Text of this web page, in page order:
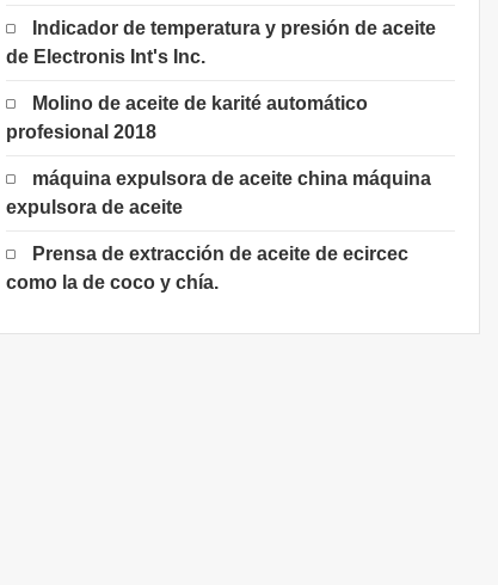
Indicador de temperatura y presión de aceite
de Electronis Int's Inc.
Molino de aceite de karité automático
profesional 2018
máquina expulsora de aceite china máquina
expulsora de aceite
Prensa de extracción de aceite de ecircec
como la de coco y chía.